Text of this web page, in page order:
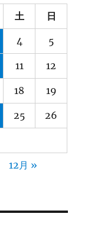
土 日
4 5
11 12
18 19
25 26
12月 »